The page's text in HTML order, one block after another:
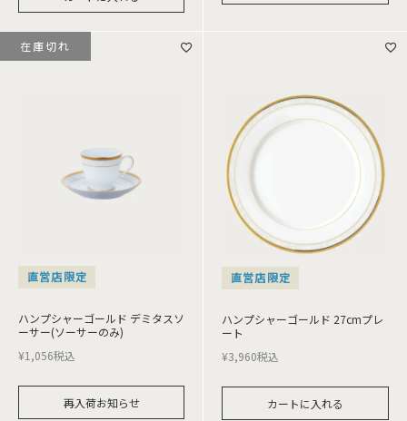
直営店限定
ハンプシャーゴールド デミタスソ
ーサー(ソーサーのみ)
¥1,056税込
再入荷お知らせ
在庫切れ
直営店限定
ハンプシャーゴールド 27cmプレ
ート
¥3,960税込
カートに入れる